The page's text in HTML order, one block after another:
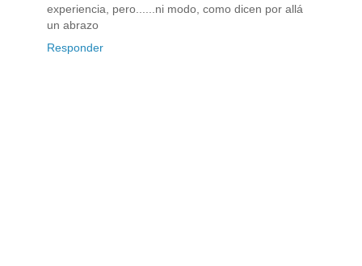
experiencia, pero......ni modo, como dicen por allá
un abrazo
Responder